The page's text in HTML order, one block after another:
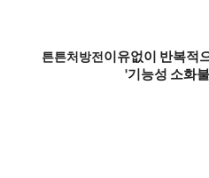
튼튼처방전이유없이 반복적
'기능성 소화